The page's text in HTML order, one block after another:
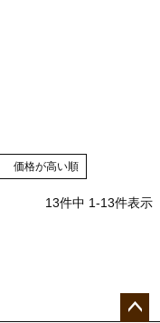
価格が高い順
13件中 1-13件表示